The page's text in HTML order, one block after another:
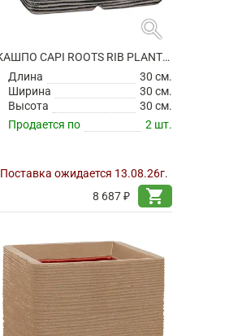
search
КАШПО CAPI ROOTS RIB PLANTER SQUARE ANTHRACITE
Длина
30 см.
Ширина
30 см.
Высота
30 см.
Продается по
2 шт.
Поставка ожидается 13.08.26г.
8 687 ₽
shopping_cart